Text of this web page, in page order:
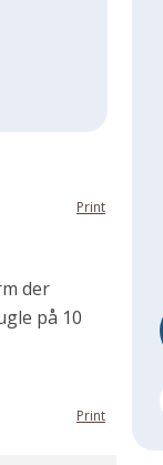
Print
der
på 10
Print